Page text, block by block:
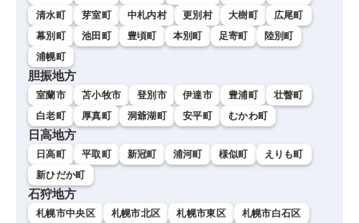
清水町
芽室町 中札内村 更別村 大樹町
広尾町
幕別町
池田町 豊頃町 本別町 足寄町
陸別町
浦幌町
胆振地方
室蘭市 苫小牧市 登別市 伊達市 豊浦町
壮瞥町
白老町
厚真町 洞爺湖町 安平町 むかわ町
日高地方
日高町 平取町 新冠町 浦河町 様似町
えりも町
新ひだか町
石狩地方
札幌市中央区 札幌市北区 札幌市東区
札幌市白石区